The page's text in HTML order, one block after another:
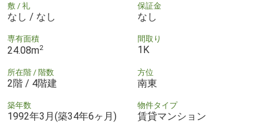
敷 / 礼
なし / なし
保証金
なし
専有面積
24.08m2
間取り
1K
所在階 / 階数
2階 / 4階建
方位
南東
築年数
1992年3月(築34年6ヶ月)
物件タイプ
賃貸マンション